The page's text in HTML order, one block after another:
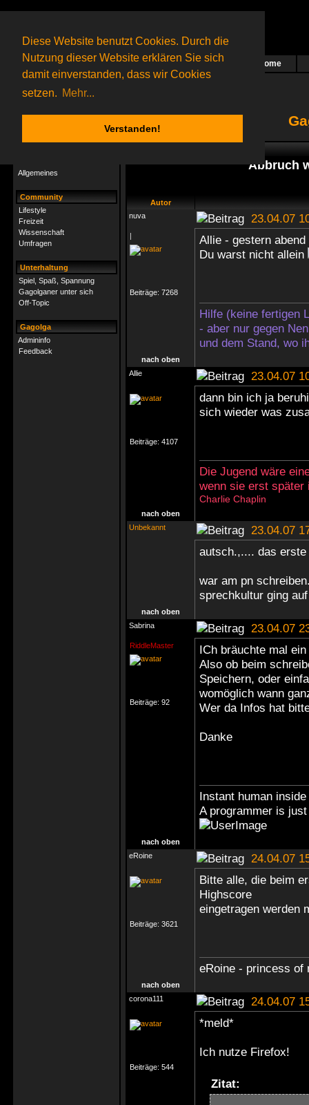
Diese Website benutzt Cookies. Durch die
Nutzung dieser Website erklären Sie sich
damit einverstanden, dass wir Cookies
setzen. Mehr...
Verstanden!
Das nächste Rätsel ist in Arbeit Home
64 Gagolganeronline(0 registrierte und 64 Gäste)
Gagolganer:
9732Rätsel online:
Allgemeines
Community
Lifestyle
Freizeit
Wissenschaft
Umfragen
Unterhaltung
Spiel, Spaß, Spannung
Gagolganer unter sich
Off-Topic
Gagolga
Admininfo
Feedback
Abbruch
Autor
nuva
23.04.07
|
Beiträge: 7268
Allie - gestern
Du warst nicht allein
Hilfe (keine fertigen
- aber nur gegen
und dem Stand, wo
nach oben
Allie
23.04.07
Beiträge: 4107
dann bin ich ja
sich wieder was
Die Jugend wäre
wenn sie erst später
Charlie Chaplin
nach oben
Unbekannt
23.04.07
autsch.,.... das
war am pn
sprechkultur ging
nach oben
Sabrina
23.04.07
RiddleMaster
Beiträge: 92
ICh bräuchte mal
Also ob beim
Speichern, oder
womöglich wann
Wer da Infos hat
Danke
Instant human
A programmer is
nach oben
eRoine
24.04.07
Beiträge: 3621
Bitte alle, die beim
Highscore
eingetragen werden
eRoine - princess of
nach oben
corona111
24.04.07
Beiträge: 544
*meld*
Ich nutze Firefox!
Zitat: